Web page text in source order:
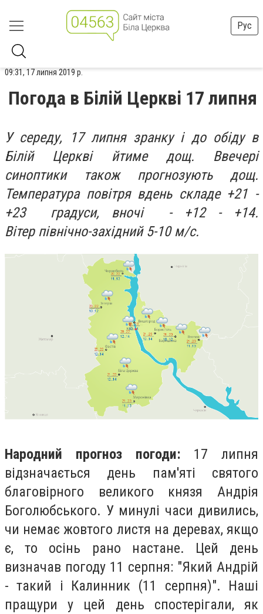
Рус
09:31, 17 липня 2019 р.
Погода в Білій Церкві 17 липня
У середу, 17 липня зранку і до обіду в
Білій Церкві йтиме дощ. Ввечері
синоптики також прогнозують дощ.
Температура повітря вдень складе +21 -
+23 градуси, вночі - +12 - +14.
Вітер північно-західний 5-10 м/с.
Народний прогноз погоди: 17 липня
відзначається день пам'яті святого
благовірного великого князя Андрія
Боголюбського. У минулі часи дивились,
чи немає жовтого листя на деревах, якщо
є, то осінь рано настане. Цей день
визначав погоду 11 серпня: "Який Андрій
- такий і Калинник (11 серпня)". Наші
пращури у цей день спостерігали, як